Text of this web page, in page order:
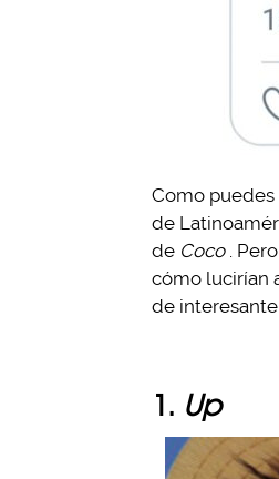
Como puedes
de
de Coco .
cómo lucirían
de
1. Up